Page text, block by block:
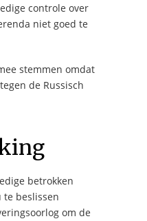
controle over
niet goed te
stemmen omdat
de Russisch
betrokken
te beslissen
om de